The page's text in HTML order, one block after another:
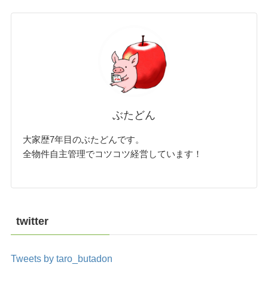
ぶたどん
大家歴7年目のぶたどんです。
全物件自主管理でコツコツ経営しています！
twitter
Tweets by taro_butadon